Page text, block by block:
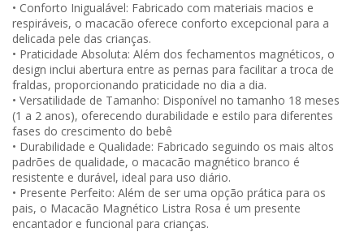
• Conforto Inigualável: Fabricado com materiais macios e
respiráveis, o macacão oferece conforto excepcional para a
delicada pele das crianças.
• Praticidade Absoluta: Além dos fechamentos magnéticos, o
design inclui abertura entre as pernas para facilitar a troca de
fraldas, proporcionando praticidade no dia a dia.
• Versatilidade de Tamanho: Disponível no tamanho 18 meses
(1 a 2 anos), oferecendo durabilidade e estilo para diferentes
fases do crescimento do bebê
• Durabilidade e Qualidade: Fabricado seguindo os mais altos
padrões de qualidade, o macacão magnético branco é
resistente e durável, ideal para uso diário.
• Presente Perfeito: Além de ser uma opção prática para os
pais, o Macacão Magnético Listra Rosa é um presente
encantador e funcional para crianças.